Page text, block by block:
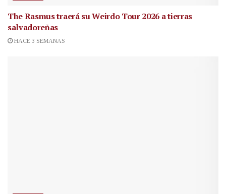
The Rasmus traerá su Weirdo Tour 2026 a tierras
salvadoreñas
HACE 3 SEMANAS